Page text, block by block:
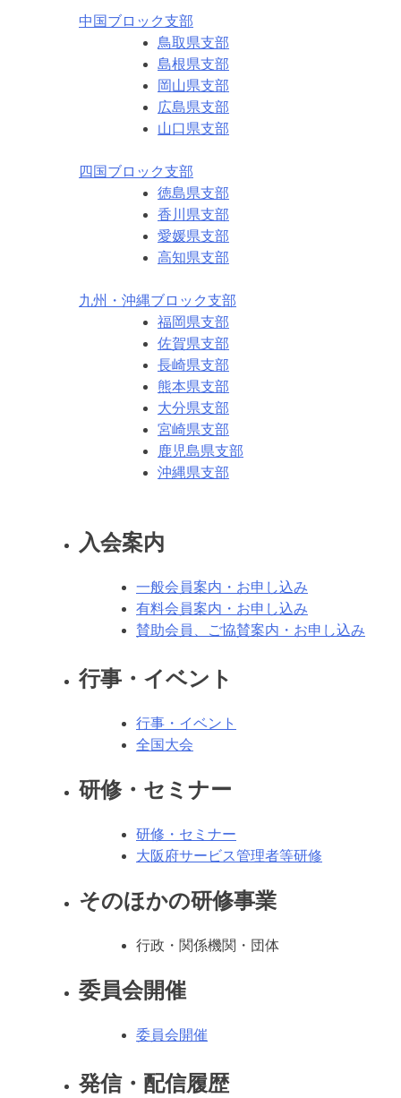
中国ブロック支部
鳥取県支部
島根県支部
岡山県支部
広島県支部
山口県支部
四国ブロック支部
徳島県支部
香川県支部
愛媛県支部
高知県支部
九州・沖縄ブロック支部
福岡県支部
佐賀県支部
長崎県支部
熊本県支部
大分県支部
宮崎県支部
鹿児島県支部
沖縄県支部
入会案内
一般会員案内・お申し込み
有料会員案内・お申し込み
賛助会員、ご協賛案内・お申し込み
行事・イベント
行事・イベント
全国大会
研修・セミナー
研修・セミナー
大阪府サービス管理者等研修
そのほかの研修事業
行政・関係機関・団体
委員会開催
委員会開催
発信・配信履歴